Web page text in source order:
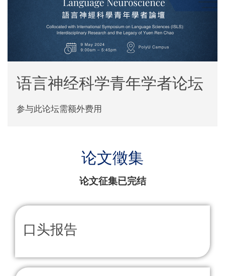
语言神经科学青年学者论坛
参与此论坛需额外费用
论文徵集
论文征集已完结
口头报告